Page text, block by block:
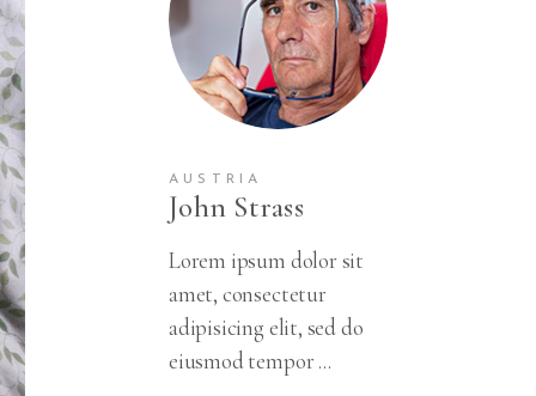
AUSTRIA
John Strass
Lorem ipsum dolor sit
amet, consectetur
adipisicing elit, sed do
eiusmod tempor ...